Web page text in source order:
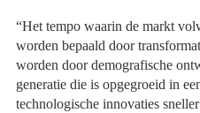
“Het tempo waarin de markt
worden bepaald door
worden door demografische
generatie die is opgegroeid in
technologische innovaties